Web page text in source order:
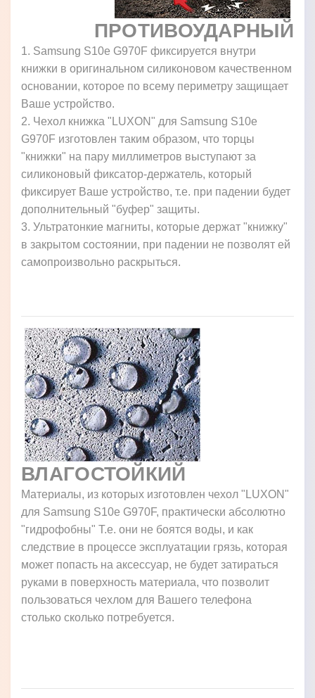
ПРОТИВОУДАРНЫЙ
1. Samsung S10e G970F фиксируется внутри
книжки в оригинальном силиконовом качественном
основании, которое по всему периметру защищает
Ваше устройство.
2. Чехол книжка "LUXON" для Samsung S10e
G970F изготовлен таким образом, что торцы
"книжки" на пару миллиметров выступают за
силиконовый фиксатор-держатель, который
фиксирует Ваше устройство, т.е. при падении будет
дополнительный "буфер" защиты.
3. Ультратонкие магниты, которые держат "книжку"
в закрытом состоянии, при падении не позволят ей
самопроизвольно раскрыться.
ВЛАГОСТОЙКИЙ
Материалы, из которых изготовлен чехол "LUXON"
для Samsung S10e G970F, практически абсолютно
"гидрофобны" Т.е. они не боятся воды, и как
следствие в процессе эксплуатации грязь, которая
может попасть на аксессуар, не будет затираться
руками в поверхность материала, что позволит
пользоваться чехлом для Вашего телефона
столько сколько потребуется.